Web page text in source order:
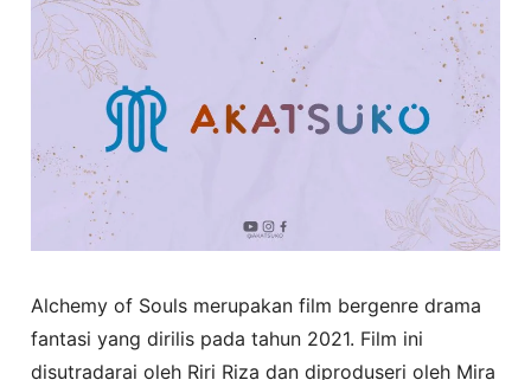
Alchemy of Souls merupakan film bergenre drama
fantasi yang dirilis pada tahun 2021. Film ini
disutradarai oleh Riri Riza dan diproduseri oleh Mira